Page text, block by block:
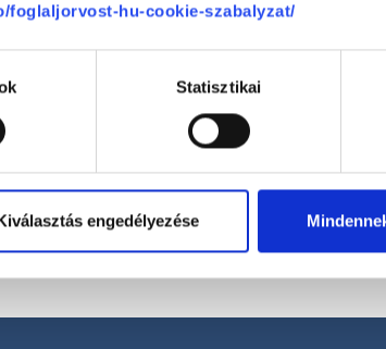
hu-cookie-szabalyzat/
Statisztikai
engedélyezése
Időpontot foglalok